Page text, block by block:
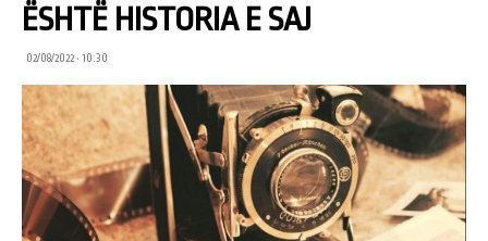
ËSHTË HISTORIA E SAJ
02/08/2022 • 10:30